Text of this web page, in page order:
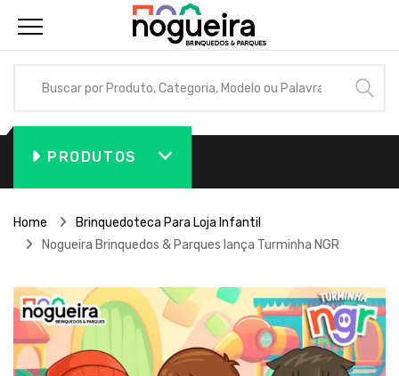
PRODUTOS
Home
Brinquedoteca Para Loja Infantil
Nogueira Brinquedos & Parques lança Turminha NGR